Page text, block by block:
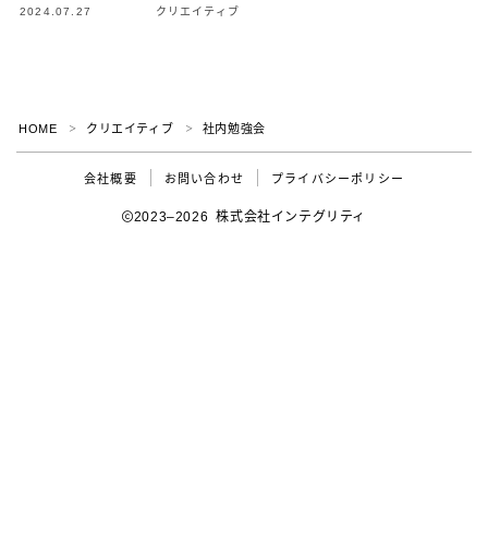
2024.07.27 クリエイティブ
HOME ＞ クリエイティブ ＞ 社内勉強会
会社概要 お問い合わせ プライバシーポリシー
2023–2026 株式会社インテグリティ